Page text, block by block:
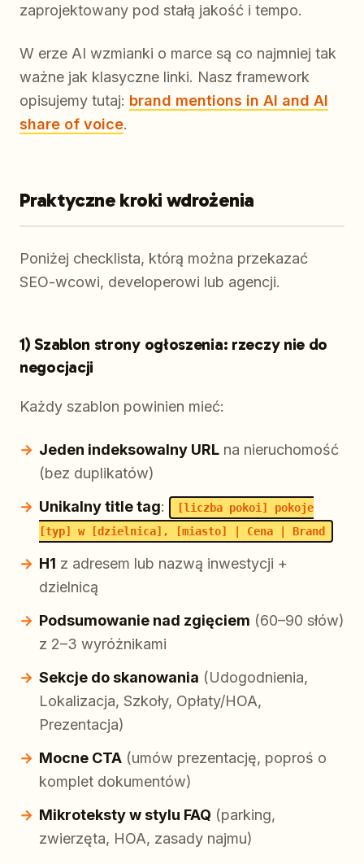
zaprojektowany pod stałą jakość i tempo.
W erze AI wzmianki o marce są co najmniej tak
ważne jak klasyczne linki. Nasz framework
opisujemy tutaj: brand mentions in AI and AI
share of voice.
Praktyczne kroki wdrożenia
Poniżej checklista, którą można przekazać
SEO-wcowi, developerowi lub agencji.
1) Szablon strony ogłoszenia: rzeczy nie do
negocjacji
Każdy szablon powinien mieć:
Jeden indeksowalny URL na nieruchomość
(bez duplikatów)
Unikalny title tag:
[liczba pokoi] pokoje
[typ] w [dzielnica], [miasto] | Cena | Brand
H1 z adresem lub nazwą inwestycji +
dzielnicą
Podsumowanie nad zgięciem (60–90 słów)
z 2–3 wyróżnikami
Sekcje do skanowania (Udogodnienia,
Lokalizacja, Szkoły, Opłaty/HOA,
Prezentacja)
Mocne CTA (umów prezentację, poproś o
komplet dokumentów)
Mikroteksty w stylu FAQ (parking,
zwierzęta, HOA, zasady najmu)